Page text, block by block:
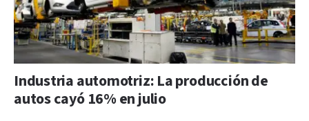
Industria automotriz: La producción de
autos cayó 16% en julio